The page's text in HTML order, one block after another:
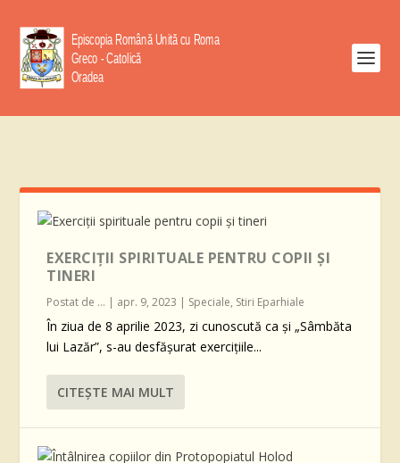
EXERCIȚII SPIRITUALE PENTRU COPII ȘI
TINERI
Postat de ... | apr. 9, 2023 | Speciale, Stiri Eparhiale
În ziua de 8 aprilie 2023, zi cunoscută ca și „Sâmbăta
lui Lazăr”, s-au desfășurat exercițiile...
CITEŞTE MAI MULT